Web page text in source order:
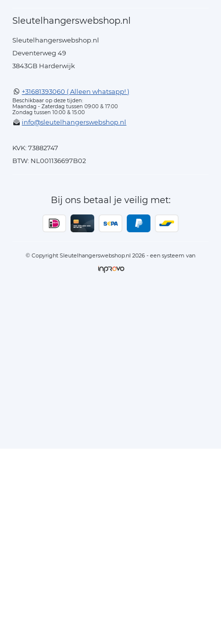
Sleutelhangerswebshop.nl
Sleutelhangerswebshop.nl
Deventerweg 49
3843GB Harderwijk
+31681393060 ( Alleen whatsapp! )
Beschikbaar op deze tijden:
Maandag - Zaterdag tussen 09:00 & 17:00
Zondag tussen 10:00 & 15:00
info@sleutelhangerswebshop.nl
KVK: 73882747
BTW: NL001136697B02
Bij ons betaal je veilig met:
© Copyright Sleutelhangerswebshop.nl 2026 - een systeem van